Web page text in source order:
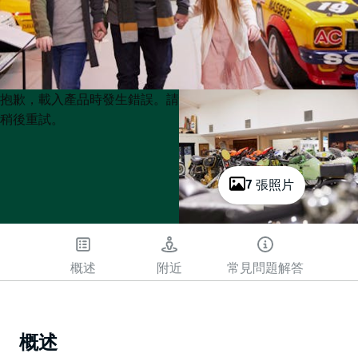
7 張照片
Product
List
Product
List
抱歉，載入產品時發生錯誤。請
稍後重試。
概述 附近 常見問題解答
概述